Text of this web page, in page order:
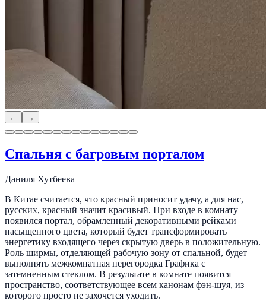
← →
Спальня с багровым порталом
Даниля Хутбеева
В Китае считается, что красный приносит удачу, а для нас,
русских, красный значит красивый. При входе в комнату
появился портал, обрамленный декоративными рейками
насыщенного цвета, который будет трансформировать
энергетику входящего через скрытую дверь в положительную.
Роль ширмы, отделяющей рабочую зону от спальной, будет
выполнять межкомнатная перегородка Графика с
затемненным стеклом. В результате в комнате появится
пространство, соответствующее всем канонам фэн-шуя, из
которого просто не захочется уходить.